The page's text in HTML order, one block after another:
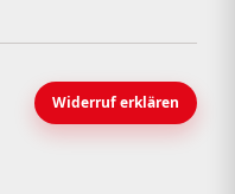
Widerruf erklären